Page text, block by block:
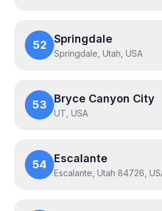
52 Springdale
Springdale, Utah, USA
53 Bryce Canyon City
UT, USA
54 Escalante
Escalante, Utah 84726,